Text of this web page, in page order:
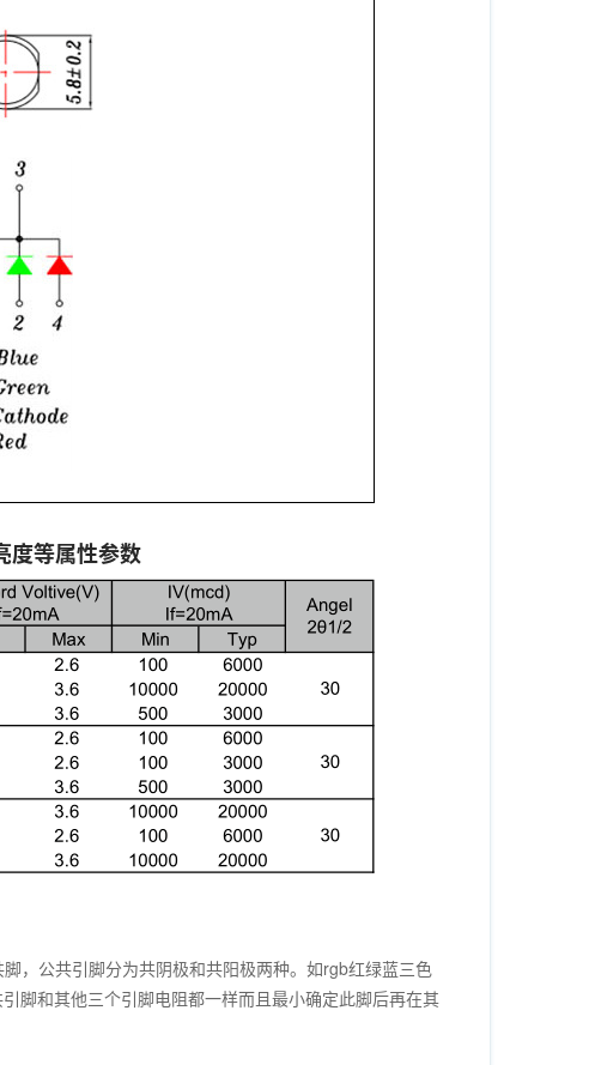
度等属性参数
，公共引脚分为共阴极和共阳极两种。如rgb红绿蓝三色
脚和其他三个引脚电阻都一样而且最小确定此脚后再在其